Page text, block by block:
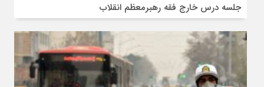
جلسه درس خارج فقه رهبرمعظم انقلاب